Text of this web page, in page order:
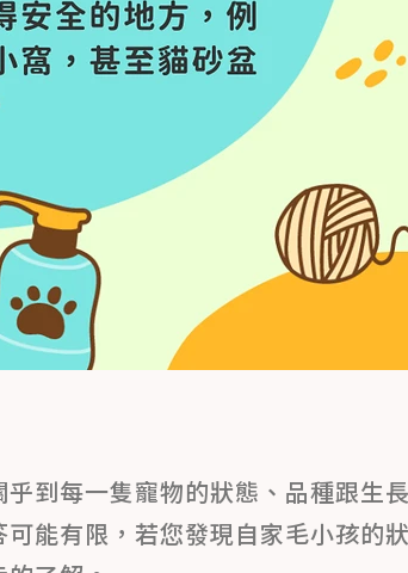
到每一隻寵物的狀態、品種跟生
可能有限，若您發現自家毛小孩的